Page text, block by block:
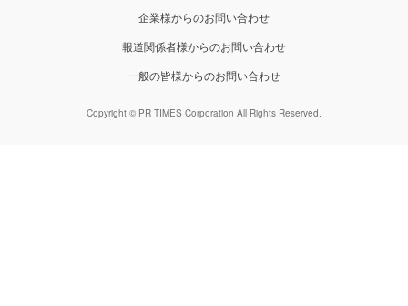
企業様からのお問い合わせ
報道関係者様からのお問い合わせ
一般の皆様からのお問い合わせ
Copyright © PR TIMES Corporation All Rights Reserved.